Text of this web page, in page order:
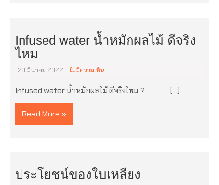
Infused water น้ำหมักผลไม้ ดีจริง
ไหม
23 มีนาคม 2022 ไม่มีความเห็น
Infused water น้ำหมักผลไม้ ดีจริงไหม ? […]
Read More »
ประโยชน์ของใบเหลียง